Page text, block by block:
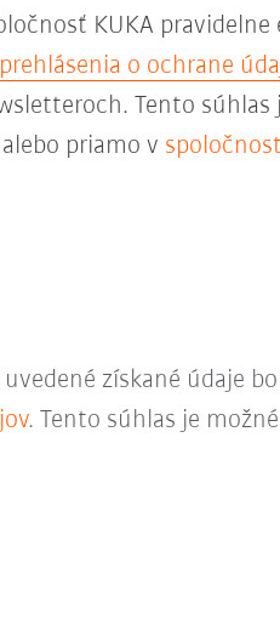
KUKA
prehlásenia o ochrane
Tento
priamo v
získané údaje
. Tento súhlas je